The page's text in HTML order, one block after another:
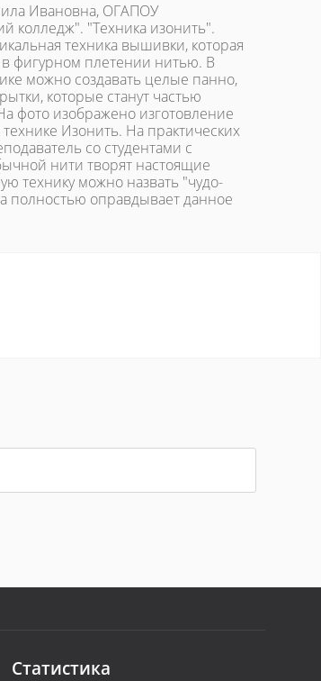
Ивановна, ОГАПОУ
колледж". "Техника изонить".
техника вышивки, которая
в фигурном плетении нитью. В
можно создавать целые панно,
которые станут частью
фото изображено изготовление
Изонить. На практических
со студентами с
нити творят настоящие
технику можно назвать "чудо-
полностью оправдывает данное
Статистика